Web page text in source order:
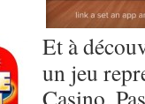
Et à
un jeu
Casino.